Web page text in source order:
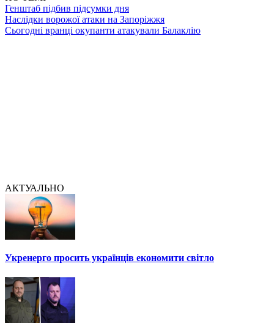
Генштаб підбив підсумки дня
Наслідки ворожої атаки на Запоріжжя
Сьогодні вранці окупанти атакували Балаклію
АКТУАЛЬНО
Укренерго просить українців економити світло